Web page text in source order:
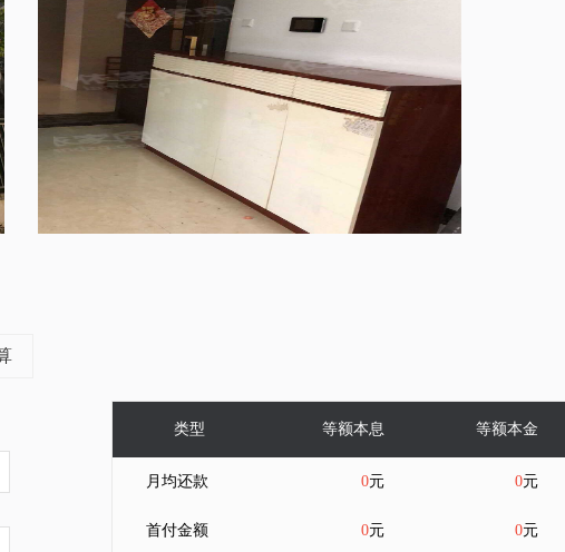
类型 等额本息 等额本金
月均还款 0元 0元
首付金额 0元 0元